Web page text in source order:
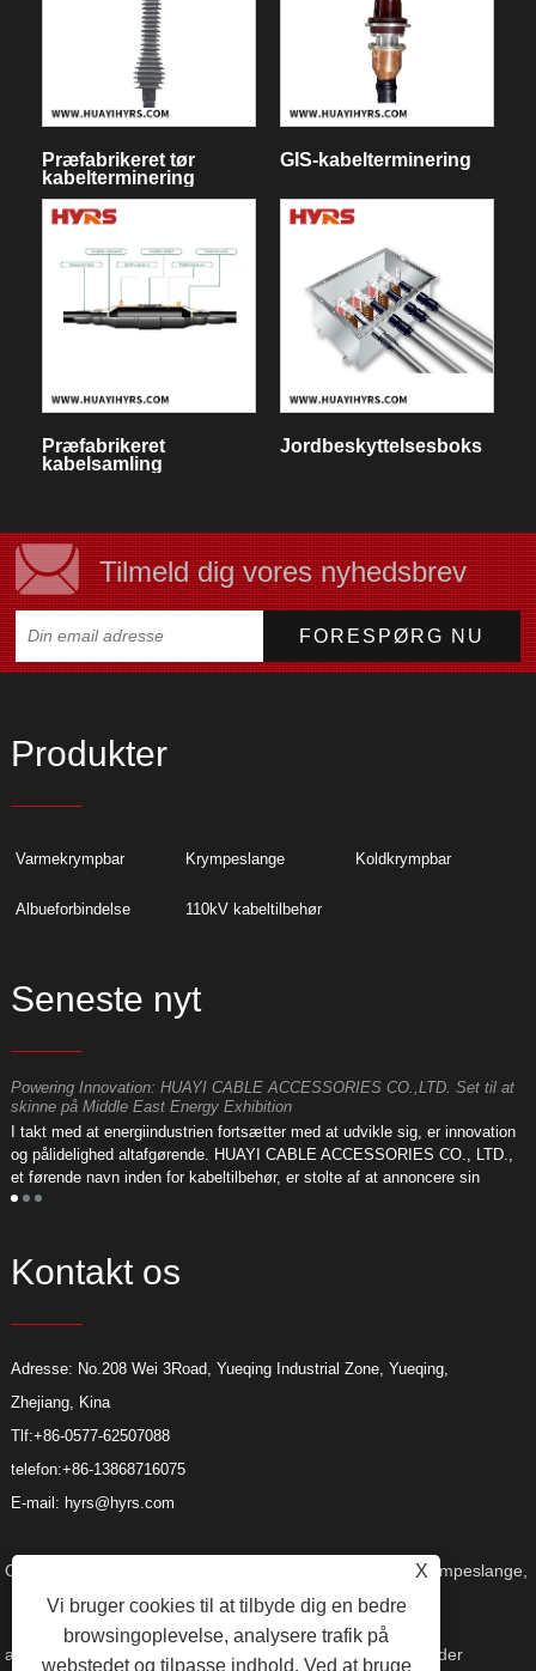
Præfabrikeret tør
kabelterminering
GIS-kabelterminering
Præfabrikeret
kabelsamling
Jordbeskyttelsesboks
Tilmeld dig vores nyhedsbrev
Produkter
Varmekrympbar Krympeslange Koldkrympbar
Albueforbindelse 110kV kabeltilbehør
Seneste nyt
Powering Innovation: HUAYI CABLE ACCESSORIES CO.,LTD. Set til at
skinne på Middle East Energy Exhibition
I takt med at energiindustrien fortsætter med at udvikle sig, er innovation
og pålidelighed altafgørende. HUAYI CABLE ACCESSORIES CO., LTD.,
et førende navn inden for kabeltilbehør, er stolte af at annoncere sin
deltagelse i den kommende Middle East Energy Exhibition.
Kontakt os
Adresse: No.208 Wei 3Road, Yueqing Industrial Zone, Yueqing,
Zhejiang, Kina
Tlf:+86-0577-62507088
telefon:+86-13868716075
E-mail: hyrs@hyrs.com
Copyright © 2022 Huayi Cable Accessories Co., Ltd. - Krympeslange,
albuestik, varmekrympeligt termineringssæt - Alle rettigheder
X
Vi bruger cookies til at tilbyde dig en bedre
browsingoplevelse, analysere trafik på
webstedet og tilpasse indhold. Ved at bruge